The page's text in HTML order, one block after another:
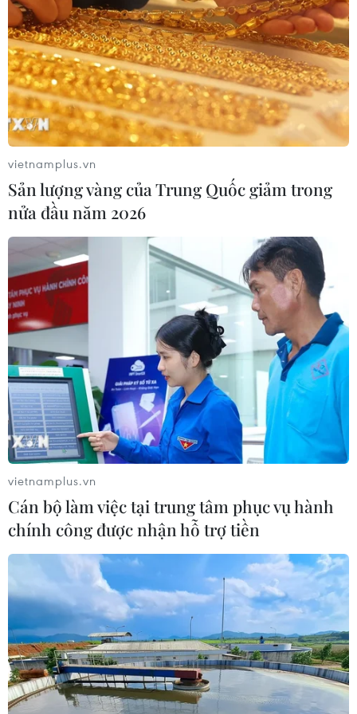
Theo dõi VietnamPlus
Giá vàng
Giá vàng thế giới tăng mạnh nhất kể từ tháng
Hai
Giá vàng ngày 5/8: Bảng giá tại các công ty
vàng bạc đá quý
Giá vàng thế giới tăng khoảng 1% khi giá dầu
hạ nhiệt
Giá vàng ngày 3/8: Bảng giá tại các công ty
vàng bạc đá quý
Giá vàng tăng khi triển vọng đàm phán Mỹ-Iran
làm dịu lo ngại lạm phát
TIN LIÊN QUAN
vietnamplus.vn
Sản lượng vàng của Trung Quốc giảm trong
nửa đầu năm 2026
vietnamplus.vn
Cán bộ làm việc tại trung tâm phục vụ hành
chính công được nhận hỗ trợ tiền